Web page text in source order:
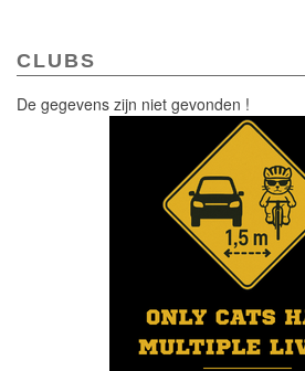
CLUBS
De gegevens zijn niet gevonden !